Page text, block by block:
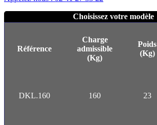
Choisissez votre modèle
Référence
Charge
admissible
(Kg)
Poids
(Kg)
DKL.160 160 23